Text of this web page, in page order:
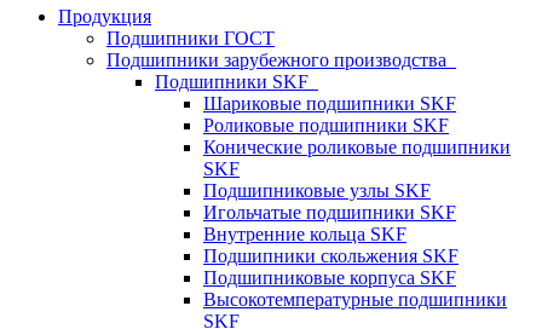
Продукция
Подшипники ГОСТ
Подшипники зарубежного производства
Подшипники SKF
Шариковые подшипники SKF
Роликовые подшипники SKF
Конические роликовые подшипники
SKF
Подшипниковые узлы SKF
Игольчатые подшипники SKF
Внутренние кольца SKF
Подшипники скольжения SKF
Подшипниковые корпуса SKF
Высокотемпературные подшипники
SKF